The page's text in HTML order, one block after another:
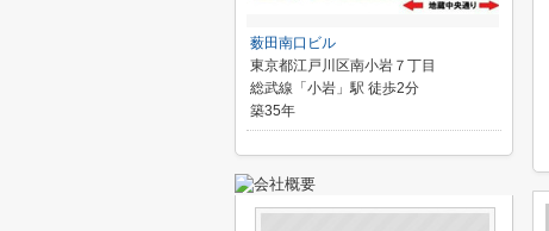
薮田南口ビル
東京都江戸川区南小岩７丁目
総武線「小岩」駅 徒歩2分
築35年